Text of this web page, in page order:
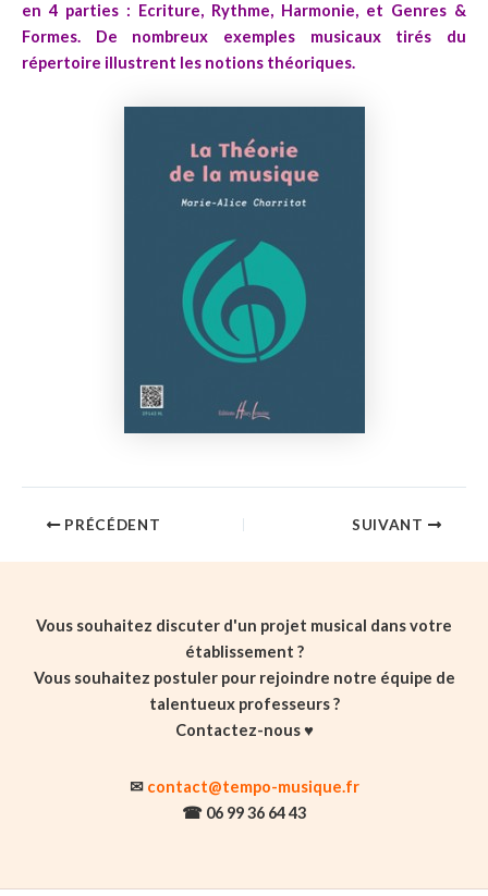
en 4 parties : Ecriture, Rythme, Harmonie, et Genres &
Formes. De nombreux exemples musicaux tirés du
répertoire illustrent les notions théoriques.
PRÉCÉDENT SUIVANT
Vous souhaitez discuter d'un projet musical dans votre
établissement ?
Vous souhaitez postuler pour rejoindre notre équipe de
talentueux professeurs ?
Contactez-nous ♥️
✉ contact@tempo-musique.fr
☎ 06 99 36 64 43